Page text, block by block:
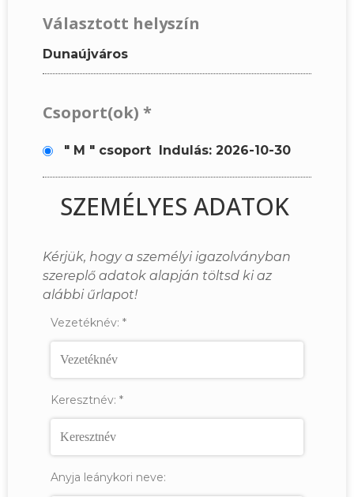
Választott helyszín
Dunaújváros
Csoport(ok) *
" M " csoport Indulás: 2026-10-30
SZEMÉLYES ADATOK
Kérjük, hogy a személyi igazolványban
szereplő adatok alapján töltsd ki az
alábbi űrlapot!
Vezetéknév: *
Keresztnév: *
Anyja leánykori neve: